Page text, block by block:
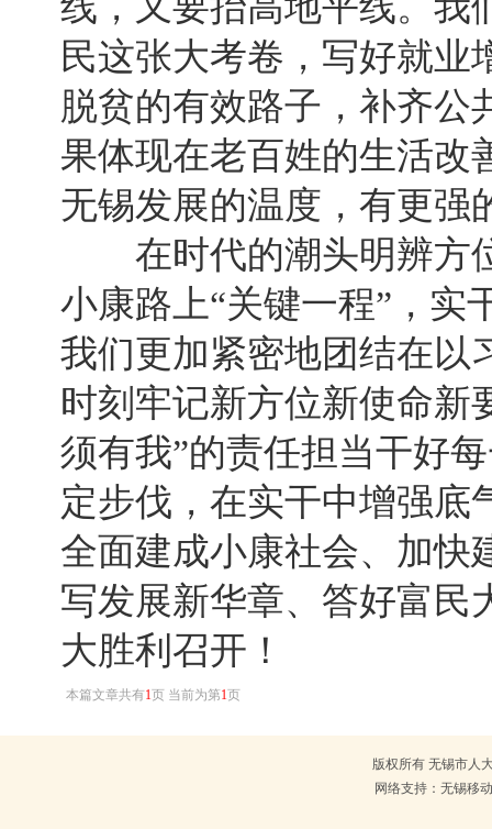
民这张大考卷，写好就业
脱贫的有效路子，补齐公
果体现在老百姓的生活改
无锡发展的温度，有更强
在时代的潮头明辨方
小康路上“关键一程”，实
我们更加紧密地团结在以
时刻牢记新方位新使命新
须有我”的责任担当干好
定步伐，在实干中增强底
全面建成小康社会、加快
写发展新华章、答好富民
大胜利召开！
本篇文章共有1页 当前为第1页
版权所有 无锡市人
网络支持：无锡移